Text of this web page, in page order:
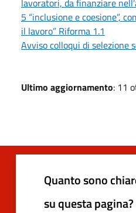
5 “inclusione e coesione”,
il lavoro” Riforma 1.1
Avviso colloqui di selezione
Ultimo aggiornamento: 11
Quanto sono
su questa pagina?